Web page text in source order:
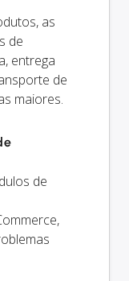
as
de
entrega
de
maiores.
de